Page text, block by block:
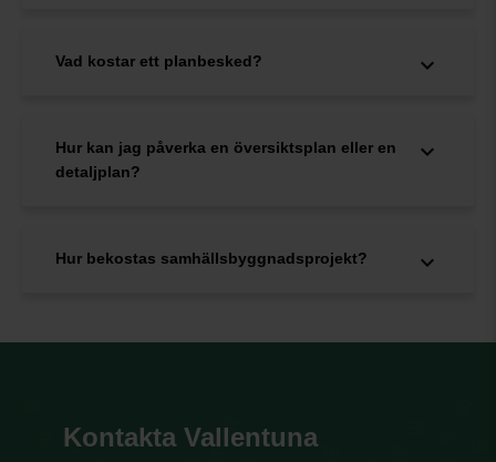
Vad kostar ett planbesked?
Hur kan jag påverka en översiktsplan eller en
detaljplan?
Hur bekostas samhällsbyggnadsprojekt?
Kontakta Vallentuna